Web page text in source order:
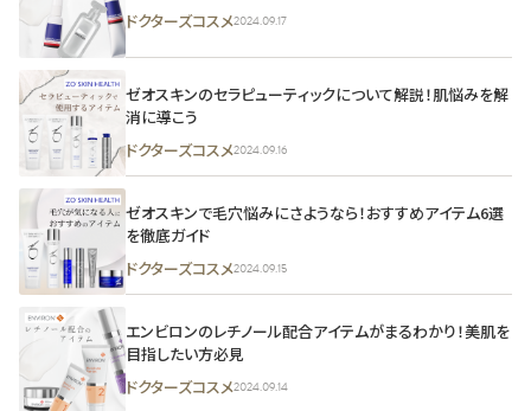
ドクターズコスメ2024.09.17
ゼオスキンのセラピューティックについて解説！肌悩みを解
消に導こう
ドクターズコスメ2024.09.16
ゼオスキンで毛穴悩みにさようなら！おすすめアイテム6選
を徹底ガイド
ドクターズコスメ2024.09.15
エンビロンのレチノール配合アイテムがまるわかり！美肌を
目指したい方必見
ドクターズコスメ2024.09.14